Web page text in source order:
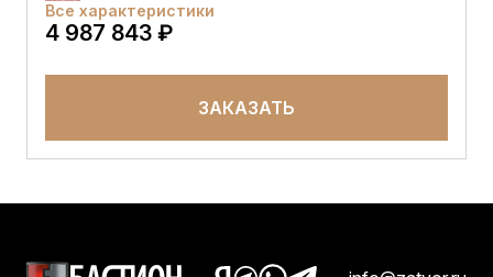
Все характеристики
4 987 843 ₽
ЗАКАЗАТЬ